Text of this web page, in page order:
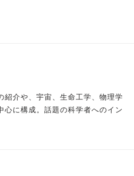
紹介や、宇宙、生命工学、物理学
心に構成。話題の科学者へのイン